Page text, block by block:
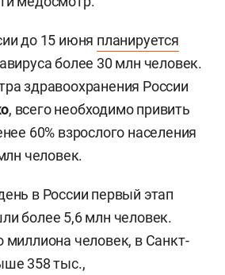
до 15 июня планируется
более 30 млн человек.
здравоохранения России
, всего необходимо привить
60% взрослого населения
человек.
в России первый этап
более 5,6 млн человек.
человек, в Санкт-
358 тыс.,